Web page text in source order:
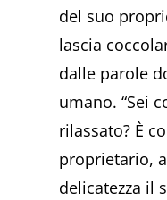
del suo
lascia
dalle parole
umano. “Sei
rilassato? È
proprietario,
delicatezza il